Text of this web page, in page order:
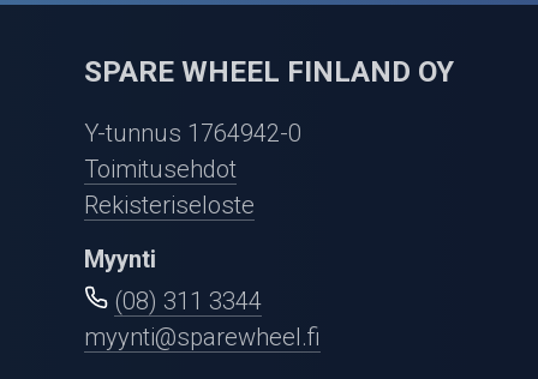
SPARE WHEEL FINLAND OY
Y-tunnus 1764942-0
Toimitusehdot
Rekisteriseloste
Myynti
(08) 311 3344
myynti@sparewheel.fi